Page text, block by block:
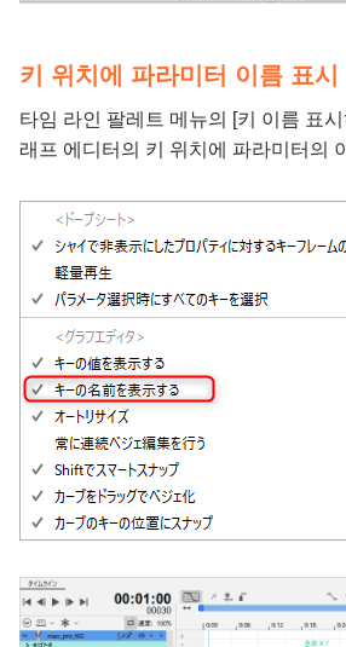
키 위치에 파라미터 이름 표시
타임 라인 팔레트 메뉴의 [키 이름 표
래프 에디터의 키 위치에 파라미터의